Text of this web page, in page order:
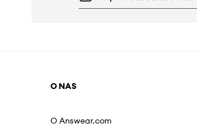
O NAS
O Answear.com